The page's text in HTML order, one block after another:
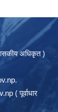
अधिकृत )
.
( पूर्वाधार